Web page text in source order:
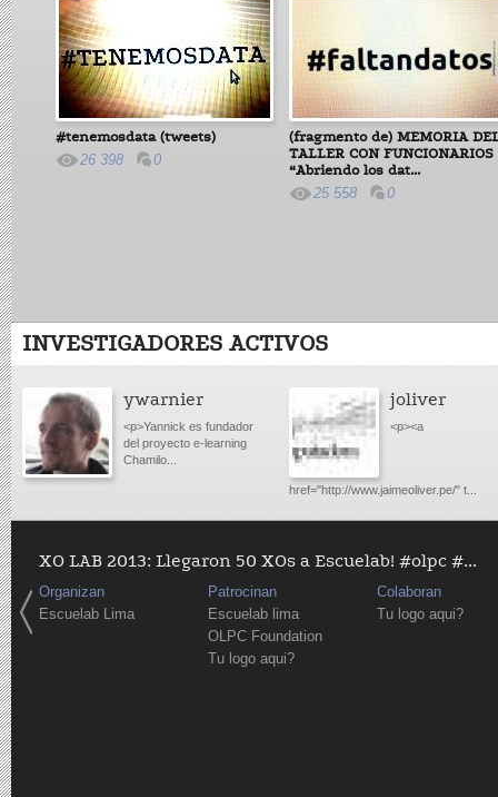
#tenemosdata (tweets)
26 398
0
(fragmento de) MEMORIA
TALLER CON
“Abriendo los dat...
25 558
0
INVESTIGADORES ACTIVOS
ywarnier
<p>Yannick es fundador
del proyecto e-learning
Chamilo...
joliver
<p><a
href="http://www.jaimeoliver.pe/" t...
XO LAB 2013: Llegaron 50 XOs a Escuelab! #olpc #...
Organizan
Escuelab Lima
Patrocinan
Escuelab lima
OLPC Foundation
Tu logo aqui?
Colaboran
Tu logo aqui?